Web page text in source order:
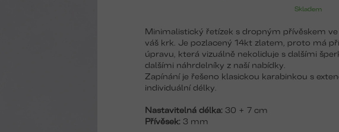
Skladem
Minimalistický řetízek s dropným přívěskem
váš krk. Je pozlacený 14kt zlatem, proto má
úpravu, která vizuálně nekoliduje s dalšími
dalšími náhrdelníky z naší nabídky.
Zapínání je řešeno klasickou karabinkou s
individuální délky.
Nastavitelná délka:30 + 7 cm
Přívěsek:3 mm